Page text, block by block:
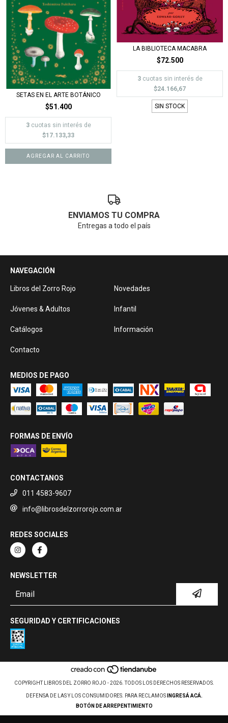
SETAS EN EL ARTE BOTÁNICO
$51.400
3 cuotas sin interés de
$17.133,33
LA BIBLIOTECA MACABRA
$72.500
3 cuotas sin interés de
$24.166,67
SIN STOCK
ENVIAMOS TU COMPRA
Entregas a todo el país
NAVEGACIÓN
Libros del Zorro Rojo Novedades
Jóvenes & Adultos Infantil
Catálogos Información
Contacto
MEDIOS DE PAGO
FORMAS DE ENVÍO
CONTACTANOS
011 4583-9607
info@librosdelzorrorojo.com.ar
REDES SOCIALES
NEWSLETTER
SEGURIDAD Y CERTIFICACIONES
COPYRIGHT LIBROS DEL ZORRO ROJO - 2026. TODOS LOS DERECHOS RESERVADOS.
DEFENSA DE LAS Y LOS CONSUMIDORES. PARA RECLAMOS
INGRESÁ ACÁ.
BOTÓN DE ARREPENTIMIENTO